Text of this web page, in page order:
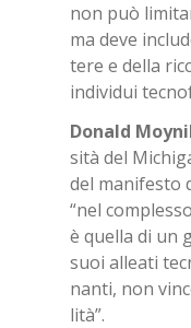
non può
ma deve
te­re e del­la
in­di­vi­dui
Do­nald
si­tà del
del ma­ni­fe­sto
“nel
è quel­la di un
suoi al­lea­ti
nan­ti, non
li­tà”.